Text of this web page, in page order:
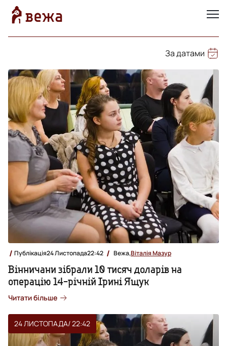
За датами
Публікація24 Листопада22:42 Вежа,Віталія Мазур
Вінничани зібрали 10 тисяч доларів на
операцію 14-річній Ірині Ящук
Читати більше
24 ЛИСТОПАДА/ 22:42